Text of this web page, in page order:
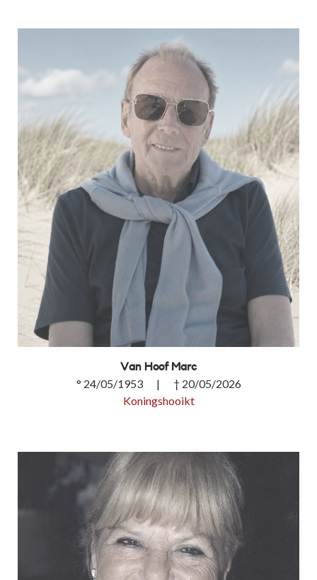
Verheyden Fons
Van Hoof Marc
Van Hoof Marc
° 24/05/1953 | † 20/05/2026
Koningshooikt